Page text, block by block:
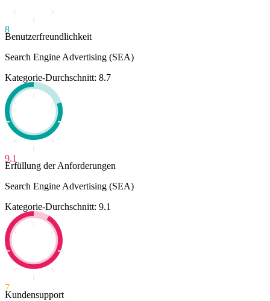
8
Benutzerfreundlichkeit
Search Engine Advertising (SEA)
Kategorie-Durchschnitt: 8.7
9.1
Erfüllung der Anforderungen
Search Engine Advertising (SEA)
Kategorie-Durchschnitt: 9.1
7
Kundensupport